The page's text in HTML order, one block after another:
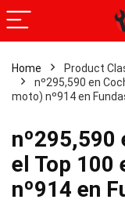
Home
Product
nº295,590 en
moto) nº914 en
nº295,590
el Top 100
nº914 en